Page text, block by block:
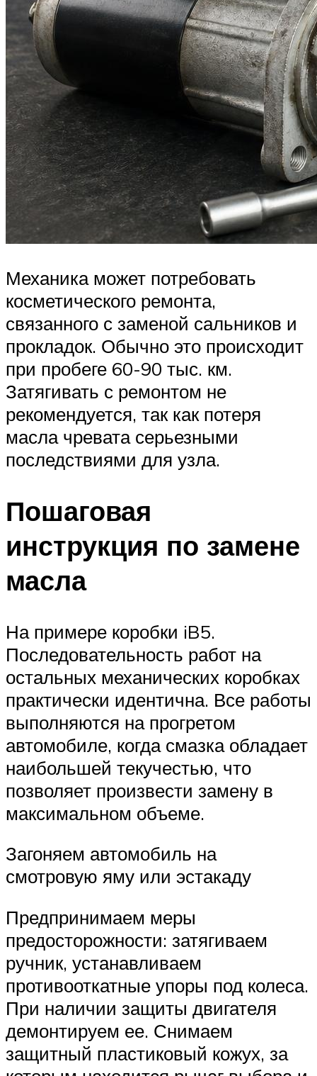
Механика может потребовать
косметического ремонта,
связанного с заменой сальников и
прокладок. Обычно это происходит
при пробеге 60-90 тыс. км.
Затягивать с ремонтом не
рекомендуется, так как потеря
масла чревата серьезными
последствиями для узла.
Пошаговая
инструкция по замене
масла
На примере коробки iB5.
Последовательность работ на
остальных механических коробках
практически идентична. Все работы
выполняются на прогретом
автомобиле, когда смазка обладает
наибольшей текучестью, что
позволяет произвести замену в
максимальном объеме.
Загоняем автомобиль на
смотровую яму или эстакаду
Предпринимаем меры
предосторожности: затягиваем
ручник, устанавливаем
противооткатные упоры под колеса.
При наличии защиты двигателя
демонтируем ее. Снимаем
защитный пластиковый кожух, за